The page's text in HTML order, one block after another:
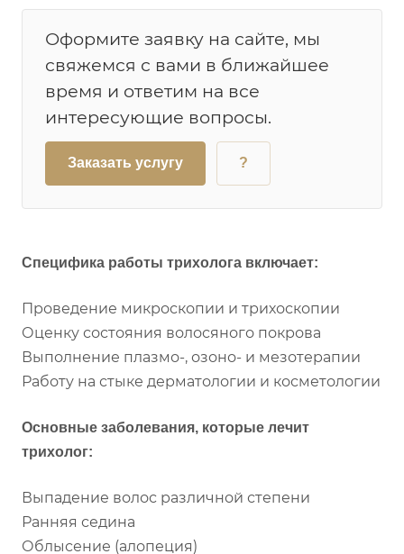
Оформите заявку на сайте, мы
свяжемся с вами в ближайшее
время и ответим на все
интересующие вопросы.
Заказать услугу ?
Специфика работы трихолога включает:
Проведение микроскопии и трихоскопии
Оценку состояния волосяного покрова
Выполнение плазмо-, озоно- и мезотерапии
Работу на стыке дерматологии и косметологии
Основные заболевания, которые лечит
трихолог:
Выпадение волос различной степени
Ранняя седина
Облысение (алопеция)